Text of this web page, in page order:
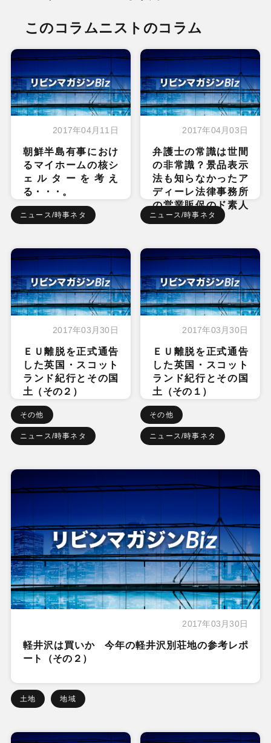
このコラムニストのコラム
2017年04月11日
朝鮮半島有事におけ
るマイホームの核シ
ェルターを考え
る・・・。
ニュース/時事ネタ
2017年04月03日
弁護士の常識は世間
の非常識？景品表示
法も知らなかったア
ディーレ法律事務所
の営業販促のド素人
ぶり
ニュース/時事ネタ
2017年03月30日
ＥＵ離脱を正式通告
した英国・スコット
ランド紀行とその国
土（その２）
その他
ニュース/時事ネタ
2017年03月30日
ＥＵ離脱を正式通告
した英国・スコット
ランド紀行とその国
土（その１）
その他
ニュース/時事ネタ
2017年03月30日
軽井沢は買いか 今年の軽井沢別荘地の参考レポ
ート（その２）
土地 地域